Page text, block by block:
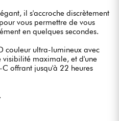
il s'accroche discrètement
vous permettre de vous
en quelques secondes.
couleur ultra-lumineux avec
visibilité maximale, et d'une
offrant jusqu'à 22 heures